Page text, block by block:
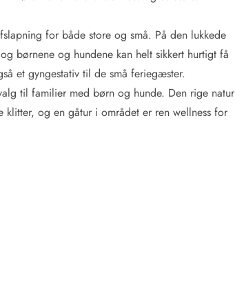
for både store og små. På den lukkede
børnene og hundene kan helt sikkert hurtigt få
et gyngestativ til de små feriegæster.
til familier med børn og hunde. Den rige natur
og en gåtur i området er ren wellness for